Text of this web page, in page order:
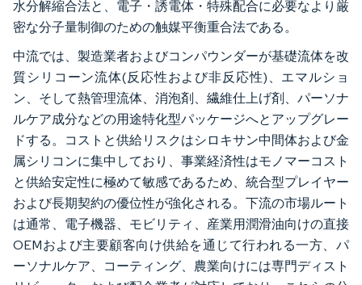
水分解縮合法と、電子・誘電体・特殊配合に必要なより厳
密な分子量制御のための触媒平衡重合法である。
中流では、製造業者およびコンパウンダーが基礎流体を改
質シリコーン流体(反応性および非反応性)、エマルショ
ン、そして熱管理流体、消泡剤、繊維仕上げ剤、パーソナ
ルケア成分などの用途特化型パッケージへとアップグレー
ドする。コストと供給リスクはシロキサン中間体および金
属シリコンに集中しており、事業経済性はモノマーコスト
と供給安定性に極めて敏感であるため、統合型プレイヤー
および長期契約の優位性が強化される。下流の市場ルート
は通常、電子機器、モビリティ、産業用潤滑油向けの直接
OEMおよび主要顧客向け供給を通じて行われる一方、パ
ーソナルケア、コーティング、農業向けには専門ディスト